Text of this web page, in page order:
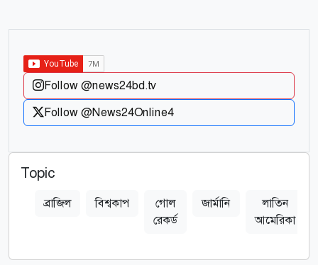
Follow @news24bd.tv
Follow @News24Online4
Topic
ব্রাজিল বিশ্বকাপ
গোল
রেকর্ড
জার্মানি
লাতিন
আমেরিকা